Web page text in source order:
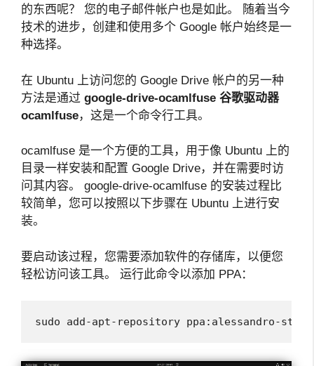
的东西呢？ 您的电子邮件帐户也是如此。 随着当今
技术的进步，创建和使用多个 Google 帐户始终是一
种选择。
在 Ubuntu 上访问您的 Google Drive 帐户的另一种
方法是通过 google-drive-ocamlfuse 谷歌驱动器
ocamlfuse，这是一个命令行工具。
ocamlfuse 是一个方便的工具，用于像 Ubuntu 上的
目录一样安装和配置 Google Drive，并在需要时访
问其内容。 google-drive-ocamlfuse 的安装过程比
较简单，您可以按照以下步骤在 Ubuntu 上进行安
装。
要启动该过程，您需要添加软件的存储库，以便您
轻松访问该工具。 运行此命令以添加 PPA：
sudo add-apt-repository ppa:alessandro-